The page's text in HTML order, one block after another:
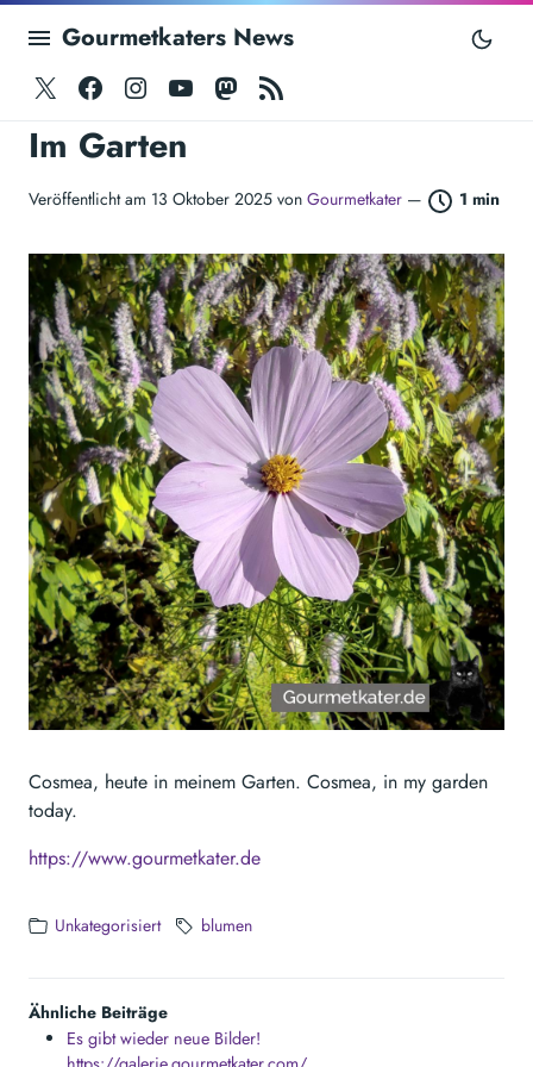
Gourmetkaters News
TwitterFacebook
Instagram
YoutubeMastodon
Im Garten
Veröffentlicht am 13 Oktober 2025 von Gourmetkater — 1 min
Cosmea, heute in meinem Garten. Cosmea, in my garden
today.
https://www.gourmetkater.de
Unkategorisiert blumen
Ähnliche Beiträge
Es gibt wieder neue Bilder!